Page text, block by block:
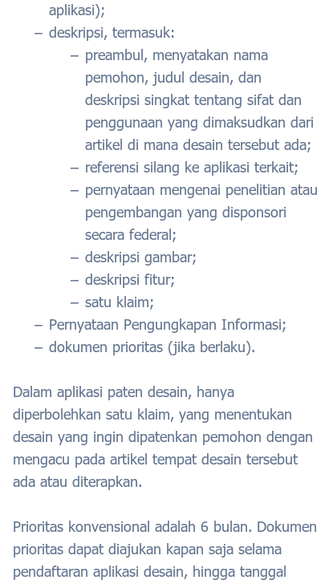
aplikasi);
deskripsi, termasuk:
preambul, menyatakan nama
pemohon, judul desain, dan
deskripsi singkat tentang sifat dan
penggunaan yang dimaksudkan dari
artikel di mana desain tersebut ada;
referensi silang ke aplikasi terkait;
pernyataan mengenai penelitian atau
pengembangan yang disponsori
secara federal;
deskripsi gambar;
deskripsi fitur;
satu klaim;
Pernyataan Pengungkapan Informasi;
dokumen prioritas (jika berlaku).
Dalam aplikasi paten desain, hanya
diperbolehkan satu klaim, yang menentukan
desain yang ingin dipatenkan pemohon dengan
mengacu pada artikel tempat desain tersebut
ada atau diterapkan.
Prioritas konvensional adalah 6 bulan. Dokumen
prioritas dapat diajukan kapan saja selama
pendaftaran aplikasi desain, hingga tanggal